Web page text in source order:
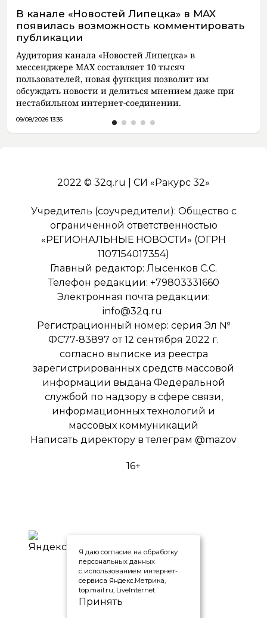
В канале «Новостей Липецка» в MAX
появилась возможность комментировать
публикации
Аудитория канала «Новостей Липецка» в
мессенджере MAX составляет 10 тысяч
пользователей, новая функция позволит им
обсуждать новости и делиться мнением даже при
нестабильном интернет-соединении.
09/08/2026 13:36
2022 © 32q.ru | СИ «Ракурс 32»
Учредитель (соучредители): Общество с
ограниченной ответственностью
«РЕГИОНАЛЬНЫЕ НОВОСТИ» (ОГРН
1107154017354)
Главный редактор: Лысенков С.С.
Телефон редакции: +79803331660
Электронная почта редакции:
info@32q.ru
Регистрационный номер: серия Эл №
ФС77-83897 от 12 сентября 2022 г.
согласно выписке из реестра
зарегистрированных средств массовой
информации выдана Федеральной
службой по надзору в сфере связи,
информационных технологий и
массовых коммуникаций
Написать директору в телеграм @mazov
16+
Я даю согласие на обработку
персональных данных
с использованием интернет-
сервиса Яндекс.Метрика,
top.mail.ru, LiveInternet
Принять